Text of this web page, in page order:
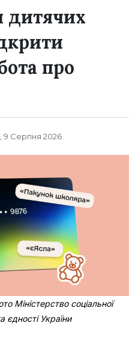
дитячих
про
9 Серпня 2026
Міністерство соціальної
єдності України